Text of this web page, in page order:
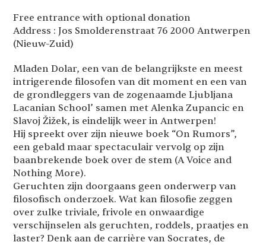
Free entrance with optional donation
Address : Jos Smolderenstraat 76 2000 Antwerpen
(Nieuw-Zuid)
Mladen Dolar, een van de belangrijkste en meest
intrigerende filosofen van dit moment en een van
de grondleggers van de zogenaamde Ljubljana
Lacanian School’ samen met Alenka Zupancic en
Slavoj Žižek, is eindelijk weer in Antwerpen!
Hij spreekt over zijn nieuwe boek “On Rumors”,
een gebald maar spectaculair vervolg op zijn
baanbrekende boek over de stem (A Voice and
Nothing More).
Geruchten zijn doorgaans geen onderwerp van
filosofisch onderzoek. Wat kan filosofie zeggen
over zulke triviale, frivole en onwaardige
verschijnselen als geruchten, roddels, praatjes en
laster? Denk aan de carrière van Socrates, de